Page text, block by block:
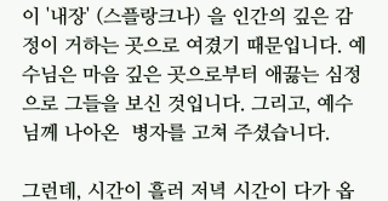
이 '내장' (스플랑크나) 을 인간의 깊은 감
정이 거하는 곳으로 여겼기 때문입니다. 예
수님은 마음 깊은 곳으로부터 애끓는 심정
으로 그들을 보신 것입니다. 그리고, 예수
님께 나아온  병자를 고쳐 주셨습니다.
그런데, 시간이 흘러 저녁 시간이 다가 옵